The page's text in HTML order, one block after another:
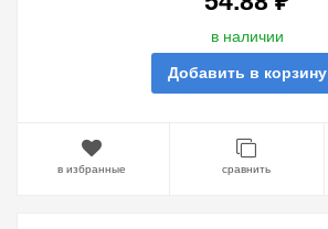
в наличии
Добавить в корзину
в избранные сравнить